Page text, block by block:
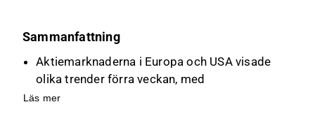
Sammanfattning
Aktiemarknaderna i Europa och USA visade
olika trender förra veckan, med
Helsingforsbörsen som sjönk medan USA
Läs mer